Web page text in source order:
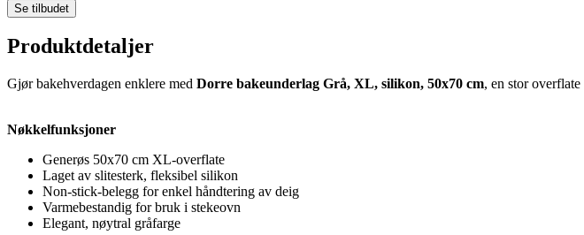
Se tilbudet
Produktdetaljer
Gjør bakehverdagen enklere med Dorre bakeunderlag Grå, XL, silikon, 50x70 cm, en stor
Nøkkelfunksjoner
Generøs 50x70 cm XL-overflate
Laget av slitesterk, fleksibel silikon
Non-stick-belegg for enkel håndtering av deig
Varmebestandig for bruk i stekeovn
Elegant, nøytral gråfarge